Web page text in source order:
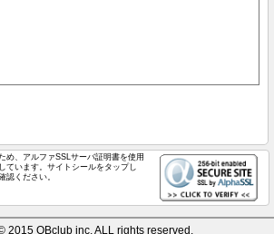
め、アルファSSLサーバ証明書を使用
ています。サイトシールをタップし
認ください。
2015 QBclub inc. ALL rights reserved.